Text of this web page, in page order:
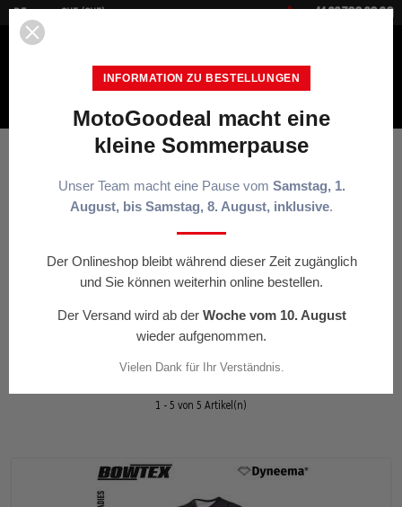
DE CHF (CHF) +41 22 700 20 30
BRUSTPANZER
Bei einer Lederkombi wird der Brustprotektor vorne unter den Kombi
Ausführungen erhältlich auf Motogoodeal
tune FILTER ANZEIGEN
Sortiert nach: 
1 - 5 von 5 Artikel(n)
INFORMATION ZU BESTELLUNGEN
MotoGoodeal macht eine
kleine Sommerpause
Unser Team macht eine Pause vom Samstag, 1.
August, bis Samstag, 8. August, inklusive.
Der Onlineshop bleibt während dieser Zeit zugänglich
und Sie können weiterhin online bestellen.
Der Versand wird ab der Woche vom 10. August
wieder aufgenommen.
Vielen Dank für Ihr Verständnis.